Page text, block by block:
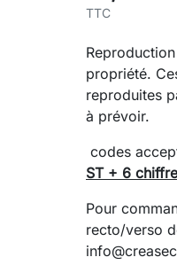
TTC
propriété.
reproduites
à prévoir.
codes
ST + 6
Pour
recto/verso